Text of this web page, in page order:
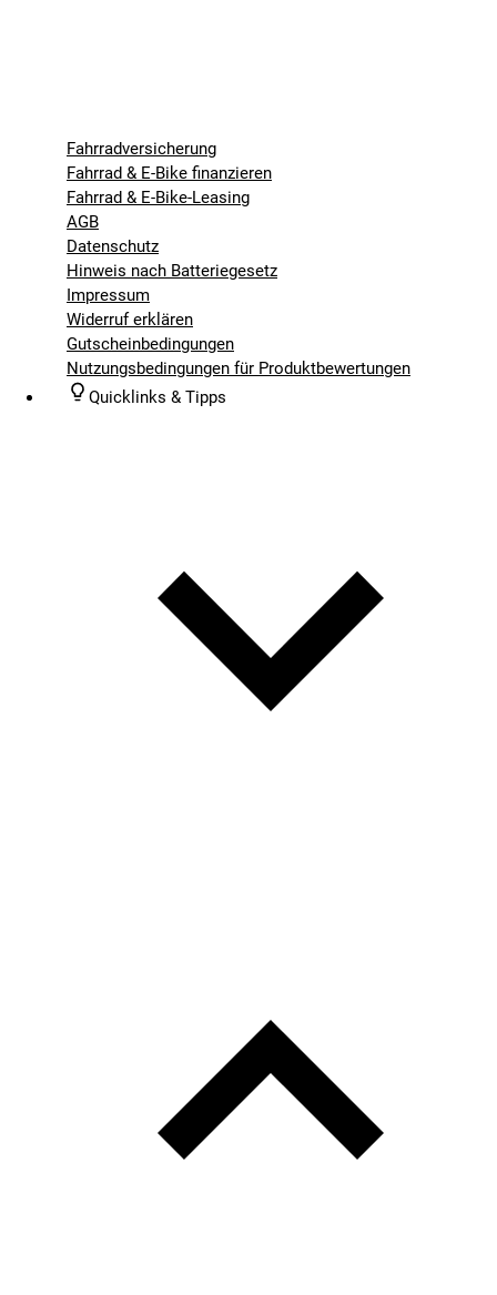
Fahrradversicherung
Fahrrad & E-Bike finanzieren
Fahrrad & E-Bike-Leasing
AGB
Datenschutz
Hinweis nach Batteriegesetz
Impressum
Widerruf erklären
Gutscheinbedingungen
Nutzungsbedingungen für Produktbewertungen
Quicklinks & Tipps